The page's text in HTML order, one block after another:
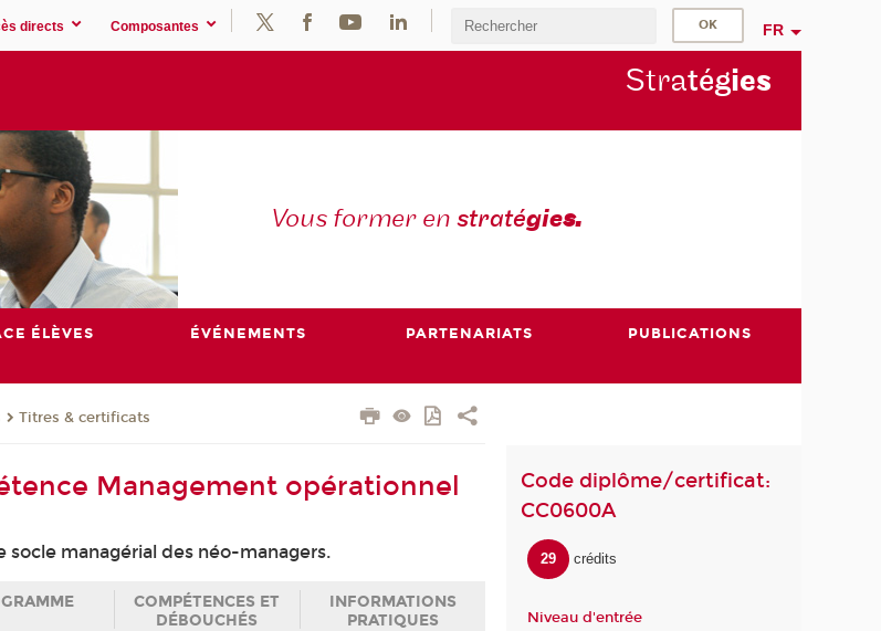
directs Composantes FR
Stratégies
Vous former en stratégies.
ÉLÈVES ÉVÉNEMENTS PARTENARIATS PUBLICATIONS
Titres & certificats
Management opérationnel
socle managérial des néo-managers.
COMPÉTENCES ET
DÉBOUCHÉS
INFORMATIONS
PRATIQUES
Code diplôme/certificat:
CC0600A
29 crédits
Niveau d'entrée